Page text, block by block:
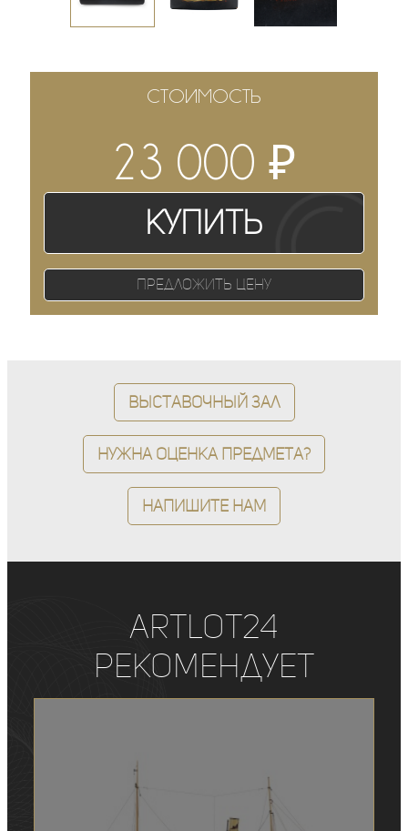
СТОИМОСТЬ
23 000₽
Купить
Предложить цену
Выставочный зал
Нужна оценка предмета?
Напишите нам
ArtLot24
рекомендует